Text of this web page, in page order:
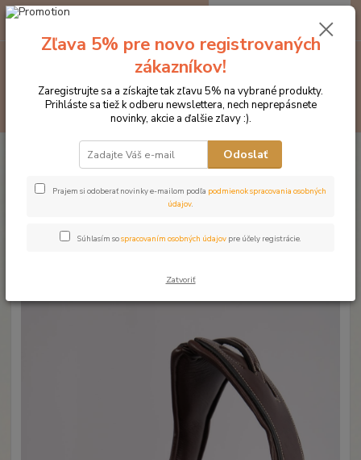
Hľadať
za0 €
Značka oblečenia MONTAR ZĽAVY!
Čelenky na uzdečky
MONTAR Grey honey crystal čierna
MONTAR Grey honey crystal
čierna
Zľava 5% pre novo registrovaných
zákazníkov!
Zaregistrujte sa a získajte tak zľavu 5% na vybrané produkty.
Prihláste sa tiež k odberu newslettera, nech neprepásnete
novinky, akcie a ďalšie zľavy :).
Odoslať
Prajem si odoberať novinky e-mailom podľa podmienok spracovania osobných
údajov.
Súhlasím sospracovaním osobných údajov pre účely registrácie.
Zatvoriť